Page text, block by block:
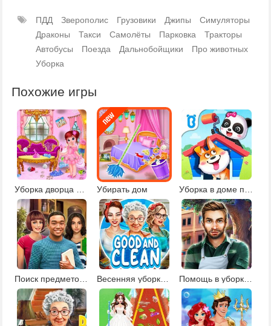
ПДД Зверополис Грузовики Джипы
Симуляторы
Драконы
Такси Самолёты Парковка
Тракторы
Автобусы
Поезда Дальнобойщики
Про животных
Уборка
Похожие игры
Убирать дом
Поиск предметов в доме 2 Весенняя уборка в доме Помощь в уборке школы